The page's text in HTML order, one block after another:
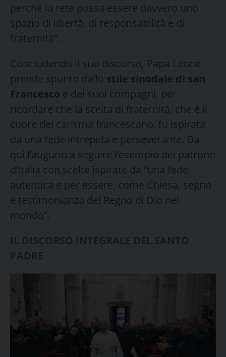
perché la rete possa essere davvero uno
spazio di libertà, di responsabilità e di
fraternità”.
Concludendo il suo discorso, Papa Leone
prende spunto dallo stile sinodale di san
Francesco e dei suoi compagni, per
ricordare che la scelta di fraternità, che è il
cuore del carisma francescano, fu ispirata
da una fede intrepida e perseverante. Da
qui l’augurio a seguire l’esempio del patrono
d’Italia con scelte ispirate da “una fede
autentica e per essere, come Chiesa, segno
e testimonianza del Regno di Dio nel
mondo”.